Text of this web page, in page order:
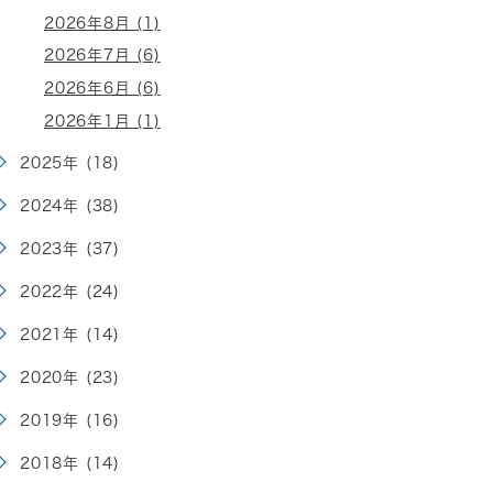
2026年8月 (1)
2026年7月 (6)
2026年6月 (6)
2026年1月 (1)
2025年 (18)
2024年 (38)
2023年 (37)
2022年 (24)
2021年 (14)
2020年 (23)
2019年 (16)
2018年 (14)